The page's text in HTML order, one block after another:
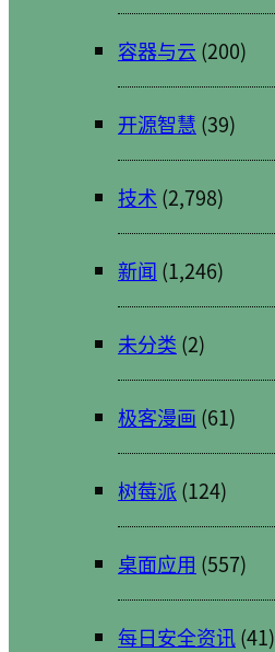
容器与云 (200)
开源智慧 (39)
技术 (2,798)
新闻 (1,246)
未分类 (2)
极客漫画 (61)
树莓派 (124)
桌面应用 (557)
每日安全资讯(41)